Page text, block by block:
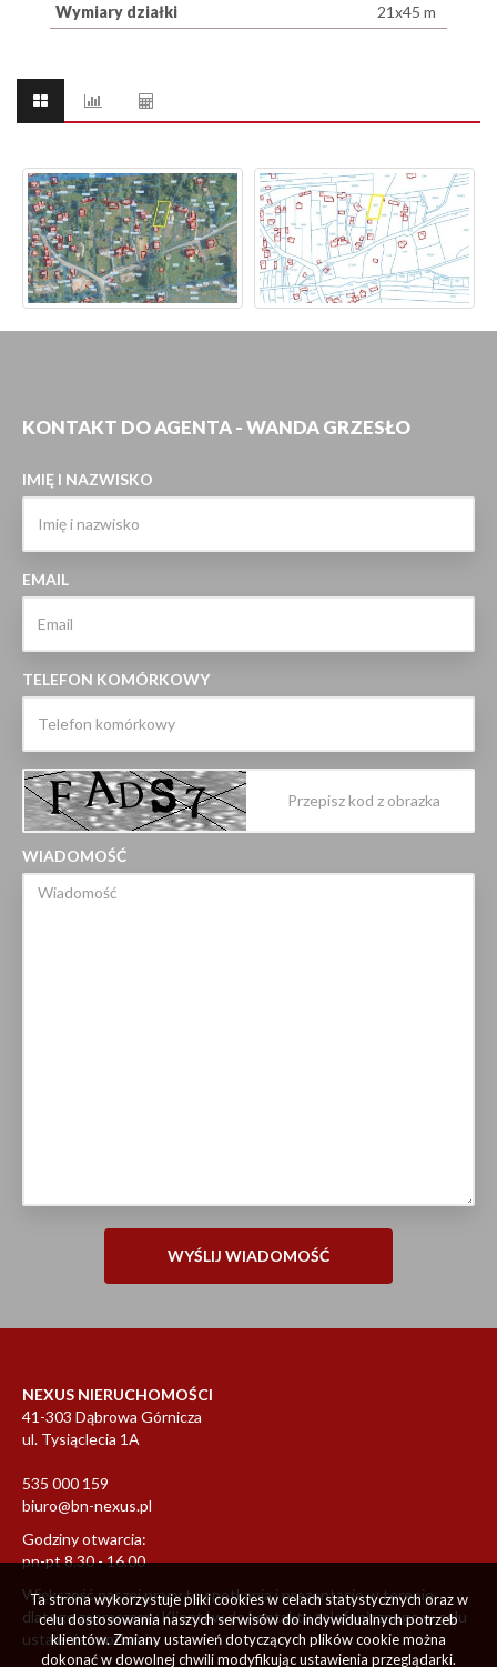
Wymiary działki 21x45 m
KONTAKT DO AGENTA - WANDA GRZESŁO
IMIĘ I NAZWISKO
EMAIL
TELEFON KOMÓRKOWY
WIADOMOŚĆ
NEXUS NIERUCHOMOŚCI
41-303 Dąbrowa Górnicza
ul. Tysiąclecia 1A
535 000 159
biuro@bn-nexus.pl
Godziny otwarcia:
pn-pt 8.30 - 16.00
Większość naszej pracy to spotkania i prezentacje w terenie
dlatego zapraszamy Klientów do kontaktu telefonicznego w celu
ustalenia spotkania.
Ta strona wykorzystuje pliki cookies w celach statystycznych oraz w
celu dostosowania naszych serwisów do indywidualnych potrzeb
klientów. Zmiany ustawień dotyczących plików cookie można
dokonać w dowolnej chwili modyfikując ustawienia przeglądarki.